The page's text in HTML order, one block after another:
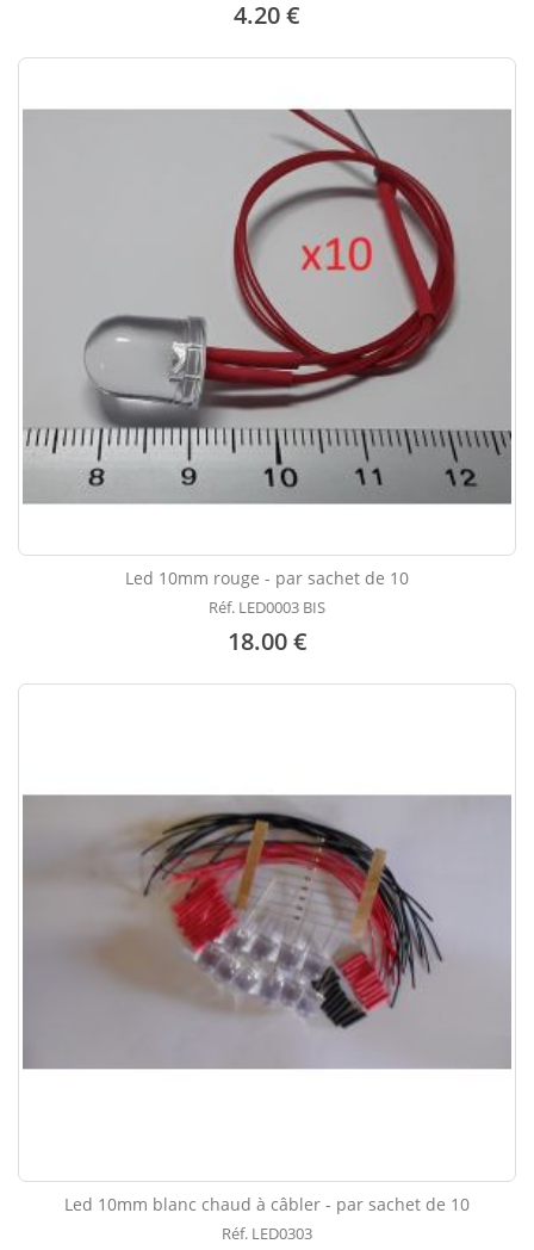
4.20 €
Led 10mm rouge - par sachet de 10
Réf. LED0003 BIS
18.00 €
Led 10mm blanc chaud à câbler - par sachet de 10
Réf. LED0303